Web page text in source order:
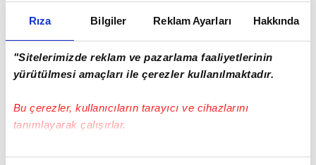
Rıza Bilgiler Reklam Ayarları Hakkında
"Sitelerimizde reklam ve pazarlama faaliyetlerinin
yürütülmesi amaçları ile çerezler kullanılmaktadır.
Bu çerezler, kullanıcıların tarayıcı ve cihazlarını
tanımlayarak çalışırlar.
Bu çerezlere izin vermeniz halinde sizlere özel